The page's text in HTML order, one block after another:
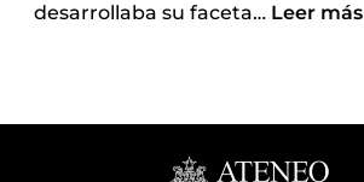
desarrollaba su faceta… Leer más